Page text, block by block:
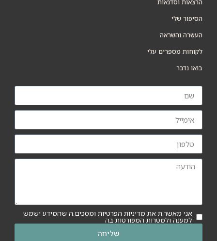
הרצאות וסדנאות
הסיפור שלי
העשרה והשראה
לקוחות מספרים עלי
בואו נדבר
אני מאשר.ת את מדיניות הפרטיות ומסכים.ה שהמידע ישמש
למענה ולמטרות המפורטות בה
שליחה